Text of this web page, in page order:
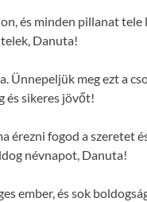
és minden pillanat tele
Danuta!
Ünnepeljük meg ezt a
és sikeres jövőt!
érezni fogod a szeretet
névnapot, Danuta!
ember, és sok